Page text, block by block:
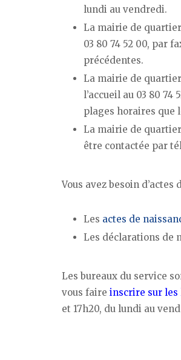
lundi au vendredi.
La mairie de quartier
03 80 74 52 00, par
précédentes.
La mairie de
l’accueil au 03 80 74
plages horaires que
La mairie de quartier
être contactée par
Vous avez besoin
Les actes de
Les déclarations de
Les bureaux du service
vous faire inscrire sur les
et 17h20, du lundi au